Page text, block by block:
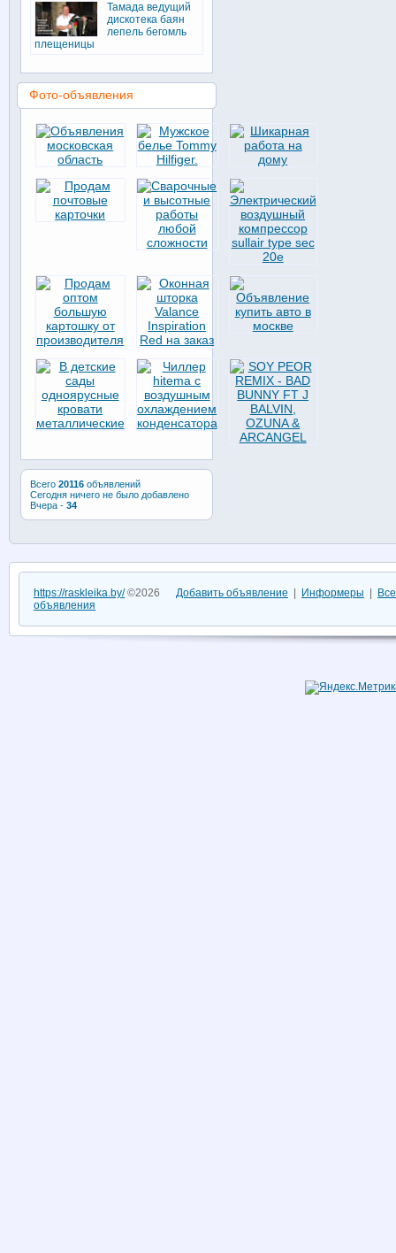
Тамада ведущий
дискотека баян
лепель бегомль
плещеницы
Фото-объявления
Всего 20116объявлений
Сегодня ничего не было добавлено
Вчера - 34
https://raskleika.by/©2026 Добавить объявление Информеры
объявления